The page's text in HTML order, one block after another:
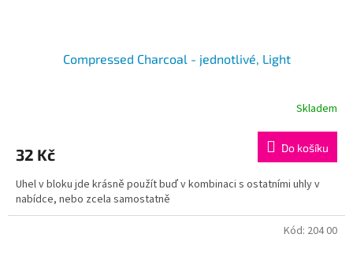
Compressed Charcoal - jednotlivé, Light
Skladem
32 Kč Do košíku
Uhel v bloku jde krásně použít buď v kombinaci s ostatními uhly v
nabídce, nebo zcela samostatně
Kód: 204 00